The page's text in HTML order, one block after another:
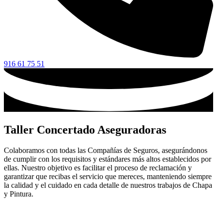
916 61 75 51
Taller Concertado Aseguradoras
Colaboramos con todas las Compañías de Seguros, asegurándonos
de cumplir con los requisitos y estándares más altos establecidos por
ellas. Nuestro objetivo es facilitar el proceso de reclamación y
garantizar que recibas el servicio que mereces, manteniendo siempre
la calidad y el cuidado en cada detalle de nuestros trabajos de Chapa
y Pintura.